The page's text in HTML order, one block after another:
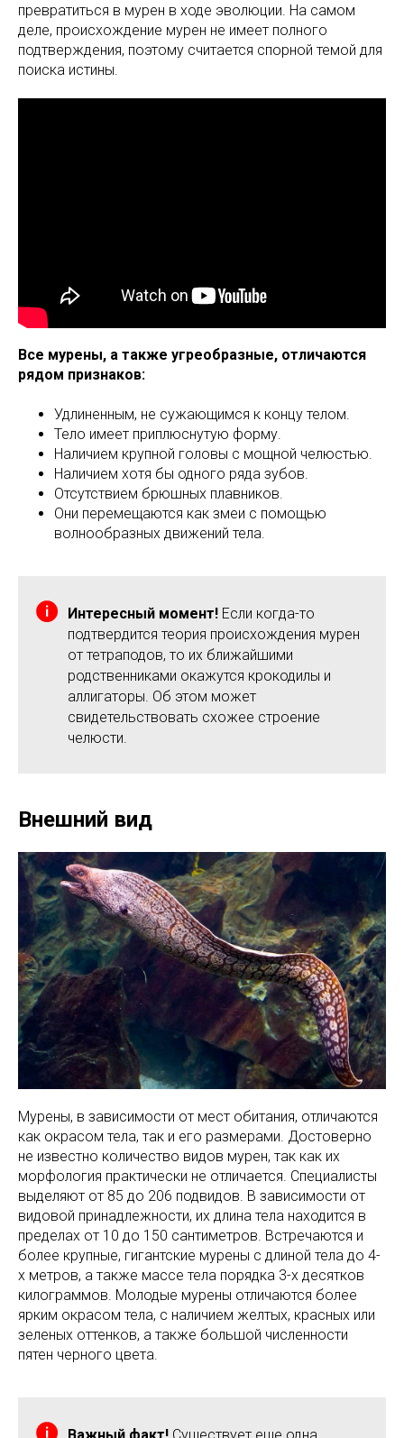
превратиться в мурен в ходе эволюции. На самом
деле, происхождение мурен не имеет полного
подтверждения, поэтому считается спорной темой для
поиска истины.
Все мурены, а также угреобразные, отличаются
рядом признаков:
Удлиненным, не сужающимся к концу телом.
Тело имеет приплюснутую форму.
Наличием крупной головы с мощной челюстью.
Наличием хотя бы одного ряда зубов.
Отсутствием брюшных плавников.
Они перемещаются как змеи с помощью
волнообразных движений тела.
Интересный момент! Если когда-то
подтвердится теория происхождения мурен
от тетраподов, то их ближайшими
родственниками окажутся крокодилы и
аллигаторы. Об этом может
свидетельствовать схожее строение
челюсти.
Внешний вид
Мурены, в зависимости от мест обитания, отличаются
как окрасом тела, так и его размерами. Достоверно
не известно количество видов мурен, так как их
морфология практически не отличается. Специалисты
выделяют от 85 до 206 подвидов. В зависимости от
видовой принадлежности, их длина тела находится в
пределах от 10 до 150 сантиметров. Встречаются и
более крупные, гигантские мурены с длиной тела до 4-
х метров, а также массе тела порядка 3-х десятков
килограммов. Молодые мурены отличаются более
ярким окрасом тела, с наличием желтых, красных или
зеленых оттенков, а также большой численности
пятен черного цвета.